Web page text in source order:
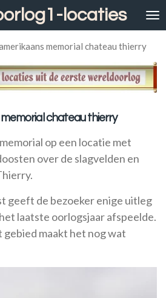
locaties
memorial chateau thierry
chateau thierry
op een locatie met
over de slagvelden en
geeft de bezoeker enige uitleg
laatste oorlogsjaar afspeelde.
gebied maakt het nog wat